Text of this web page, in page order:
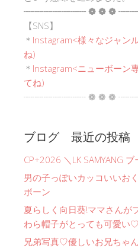
┈┈┈┈┈┈┈ ❁ ❁ ❁
【SNS】
＊ Instagram<様々なジャン
ね)
＊ Instagram<ニューボーン
てね)
┈┈┈┈┈┈┈ ❁ ❁ ❁
ブログ 最近の投稿
CP+2026 ＼LK SAMYANG
男の子っぽいカッコいいお
ボーン
夏らしく向日葵!ママさんが
わら帽子がとっても可愛い
兄弟写真♡優しいお兄ちゃ